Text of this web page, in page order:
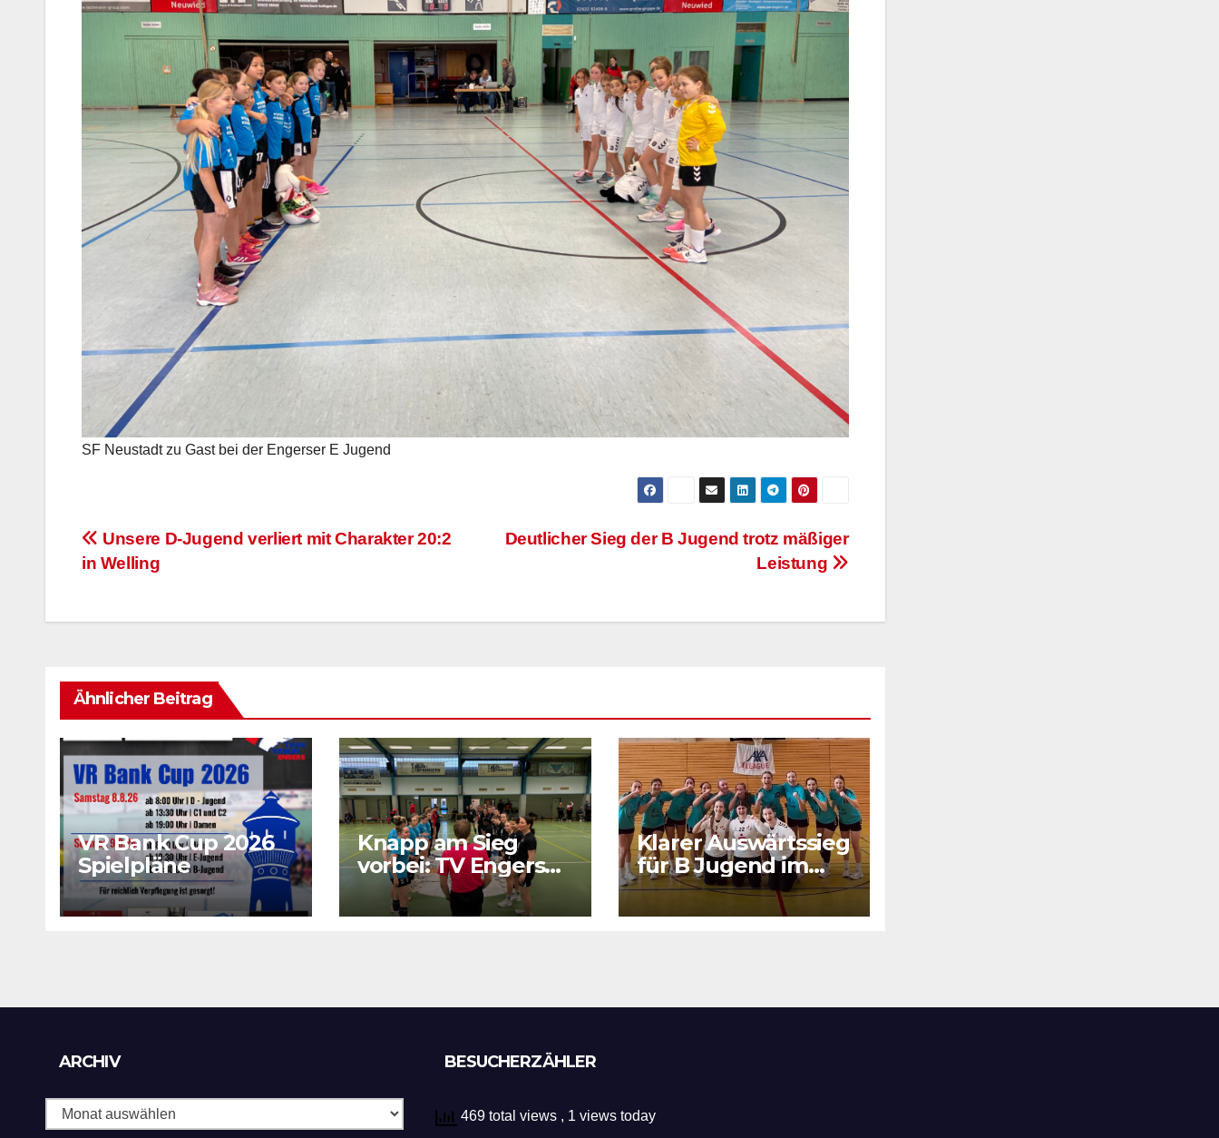
SF Neustadt zu Gast bei der Engerser E Jugend
Beitragsnavigation
Deutlicher Sieg der B Jugend trotz mäßiger
Leistung
Unsere D-Jugend verliert mit Charakter 20:2
in Welling
Ähnlicher Beitrag
VR Bank Cup 2026
Spielpläne
Knapp am Sieg
vorbei: TV Engers
sichert sich
wichtigen Punkt
Klarer Auswärtssieg
für B Jugend im
RPS Auswärtsspiel
in Luxenburg
ARCHIV BESUCHERZÄHLER
469 total views , 1 views today